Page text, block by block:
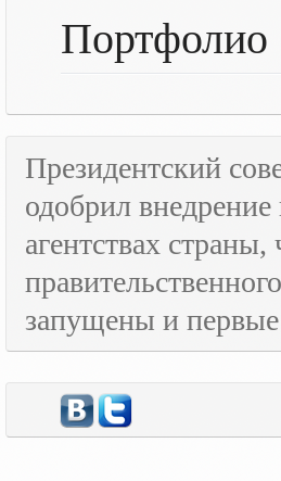
Портфолио
Президентский
одобрил
агентствах
запущены и